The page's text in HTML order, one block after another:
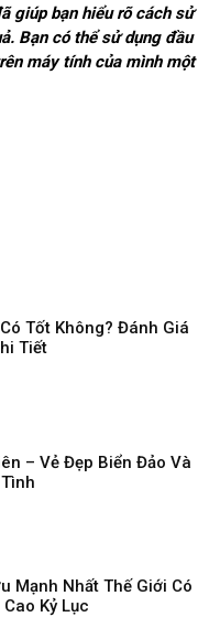
giúp bạn hiểu rõ cách sử
Bạn có thể sử dụng đầu
máy tính của mình một
Tốt Không? Đánh Giá
Tiết
– Vẻ Đẹp Biển Đảo Và
Mạnh Nhất Thế Giới Có
Kỷ Lục